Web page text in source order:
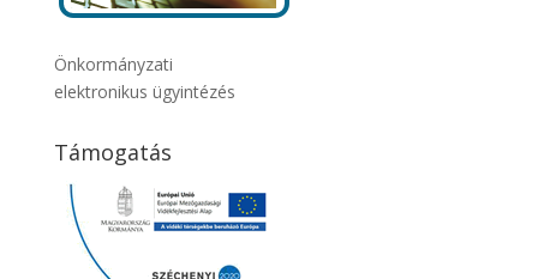
Önkormányzati
elektronikus ügyintézés
Támogatás